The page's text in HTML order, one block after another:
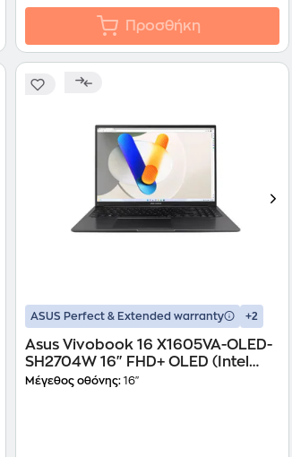
Προσθήκη
ASUS Perfect & Extended warranty +2
Asus Vivobook 16 X1605VA-OLED-
SH2704W 16" FHD+ OLED (Intel
Core 9-270H/24 GB/1TB SSD/Intel
Μέγεθος οθόνης: 16"